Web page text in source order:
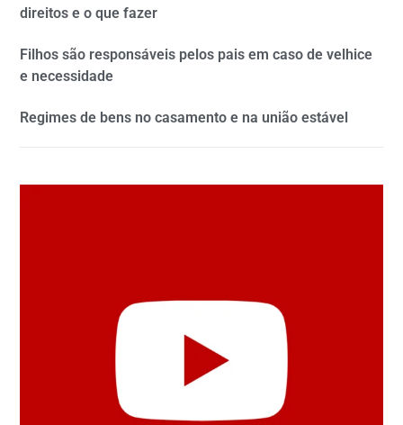
direitos e o que fazer
Filhos são responsáveis pelos pais em caso de velhice
e necessidade
Regimes de bens no casamento e na união estável